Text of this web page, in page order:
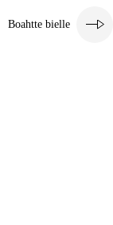
Boahtte bielle